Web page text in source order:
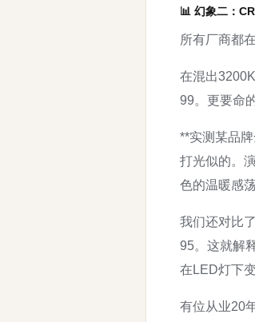
📊 幻象二：
所有厂商都
在混出
99。更要命
**实测某品
打光似的。
色的温暖感
我们还对比
95。这就解
在LED灯下
有位从业20